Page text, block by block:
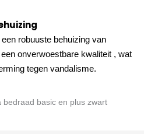
robuuste behuizing van
onverwoestbare kwaliteit , wat
tegen vandalisme.